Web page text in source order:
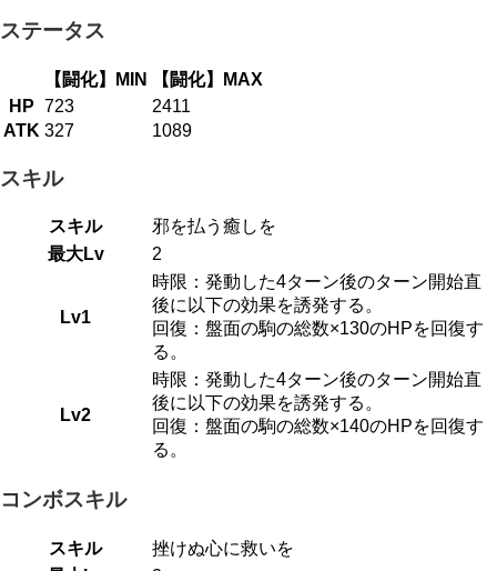
ステータス
【闘化】MIN
【闘化】MAX
HP 723
2411
ATK 327 1089
スキル
スキル
邪を払う癒しを
最大Lv
2
Lv1
時限：発動した4ターン後のターン開始直
後に以下の効果を誘発する。
回復：盤面の駒の総数×130のHPを回復す
る。
Lv2
時限：発動した4ターン後のターン開始直
後に以下の効果を誘発する。
回復：盤面の駒の総数×140のHPを回復す
る。
コンボスキル
スキル
挫けぬ心に救いを